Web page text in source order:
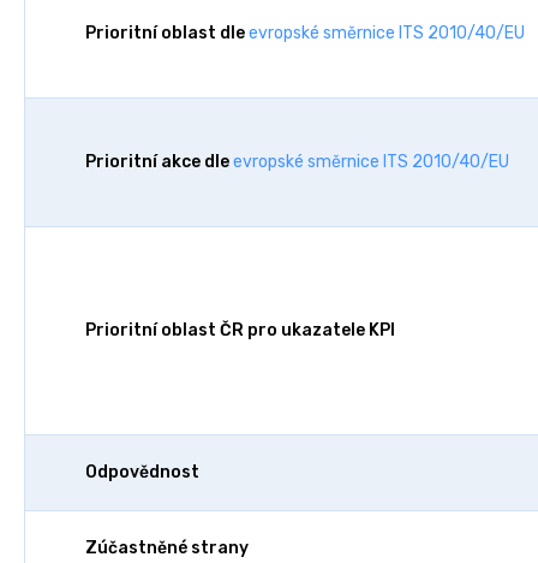
Prioritní oblast dleevropské směrnice ITS 2010/40/EU
Prioritní akce dleevropské směrnice ITS 2010/40/EU
Prioritní oblast ČR pro ukazatele KPI
Odpovědnost
Zúčastněné strany